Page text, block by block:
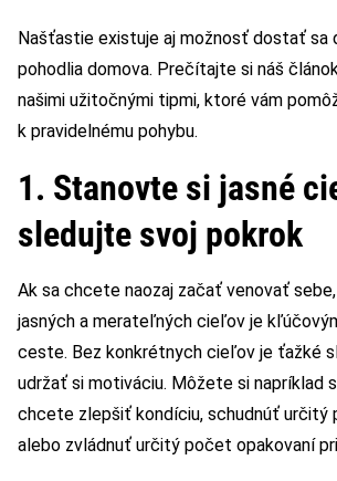
Našťastie existuje aj možnosť dostať sa
pohodlia domova. Prečítajte si náš
našimi užitočnými tipmi, ktoré vám
k pravidelnému pohybu.
1. Stanovte si jasné
sledujte svoj pokrok
Ak sa chcete naozaj začať venovať
jasných a merateľných cieľov je
ceste. Bez konkrétnych cieľov je ťažké
udržať si motiváciu. Môžete si napríklad
chcete zlepšiť kondíciu, schudnúť určitý
alebo zvládnuť určitý počet opakovaní